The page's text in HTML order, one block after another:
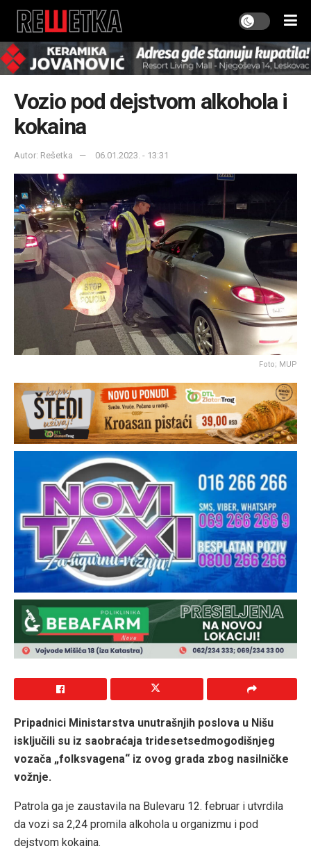
Vozio pod dejstvom alkohola i
kokaina
Autor: Rešetka 06.01.2023. - 13:31
Foto; MUP
Pripadnici Ministarstva unutrašnjih poslova u Nišu
isključili su iz saobraćaja tridesetsedmogodišnjeg
vozača „folksvagena“ iz ovog grada zbog nasilničke
vožnje.
Patrola ga je zaustavila na Bulevaru 12. februar i utvrdila
da vozi sa 2,24 promila alkohola u organizmu i pod
dejstvom kokaina.